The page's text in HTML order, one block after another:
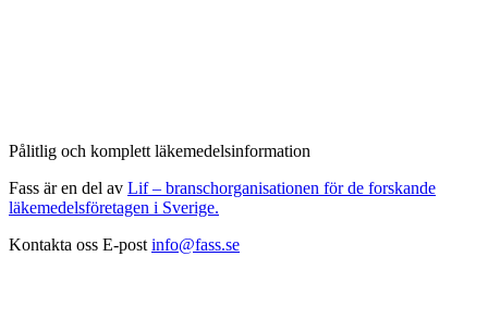
Pålitlig och komplett läkemedelsinformation
Fass är en del av Lif – branschorganisationen för de forskande
läkemedelsföretagen i Sverige.
Kontakta oss E-post info@fass.se